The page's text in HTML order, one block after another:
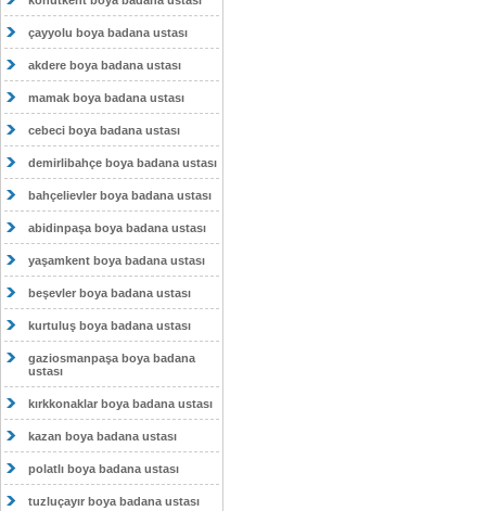
çayyolu boya badana ustası
akdere boya badana ustası
mamak boya badana ustası
cebeci boya badana ustası
demirlibahçe boya badana ustası
bahçelievler boya badana ustası
abidinpaşa boya badana ustası
yaşamkent boya badana ustası
beşevler boya badana ustası
kurtuluş boya badana ustası
gaziosmanpaşa boya badana
ustası
kırkkonaklar boya badana ustası
kazan boya badana ustası
polatlı boya badana ustası
tuzluçayır boya badana ustası